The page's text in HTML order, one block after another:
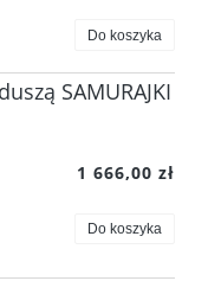
Do koszyka
SAMURAJKI
1 666,00 zł
Do koszyka